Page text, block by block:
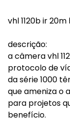
vhl 1120b ir
descrição:
a câmera vhl
protocolo de
da série 1000
que ameniza o
para projetos
benefício.